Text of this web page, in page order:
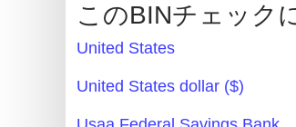
Generate
Credit
Card
from
このBINチェック
United States
United States dollar ($)